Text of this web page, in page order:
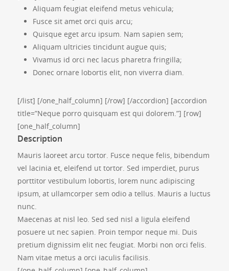
Aliquam feugiat eleifend metus vehicula;
Fusce sit amet orci quis arcu;
Quisque eget arcu ipsum. Nam sapien sem;
Aliquam ultricies tincidunt augue quis;
Vivamus id orci nec lacus pharetra fringilla;
Donec ornare lobortis elit, non viverra diam.
[/list] [/one_half_column] [/row] [/accordion] [accordion
title=”Neque porro quisquam est qui dolorem.”] [row]
[one_half_column]
Description
Mauris laoreet arcu tortor. Fusce neque felis, bibendum
vel lacinia et, eleifend ut tortor. Sed imperdiet, purus
porttitor vestibulum lobortis, lorem nunc adipiscing
ipsum, at ullamcorper sem odio a tellus. Mauris a luctus
nunc.
Maecenas at nisl leo. Sed sed nisl a ligula eleifend
posuere ut nec sapien. Proin tempor neque mi. Duis
pretium dignissim elit nec feugiat. Morbi non orci felis.
Nam vitae metus a orci iaculis facilisis.